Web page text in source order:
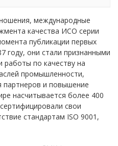
международные
качества ИСО серии
публикации первых
году, они стали признанными
работы по качеству на
промышленности,
партнеров и повышение
насчитывается более 400
свои
стандартам ISO 9001,